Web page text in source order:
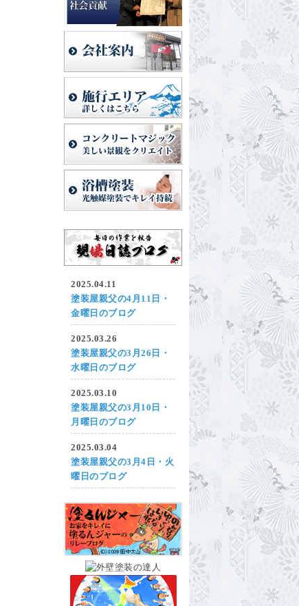
2025.04.11
塗装屋親父の4月11日・
金曜日のブログ
2025.03.26
塗装屋親父の3月26日・
水曜日のブログ
2025.03.10
塗装屋親父の3月10日・
月曜日のブログ
2025.03.04
塗装屋親父の3月4日・火
曜日のブログ